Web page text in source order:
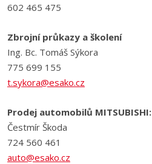
602 465 475
Zbrojní průkazy a školení
Ing. Bc. Tomáš Sýkora
775 699 155
t.sykora@esako.cz
Prodej automobilů MITSUBISHI:
Čestmír Škoda
724 560 461
auto@esako.cz